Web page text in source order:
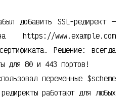
добавить SSL-редирект —
https://www.example.com
Решение: всегда
для 80 и 443 портов!
переменные $scheme
работают для любых